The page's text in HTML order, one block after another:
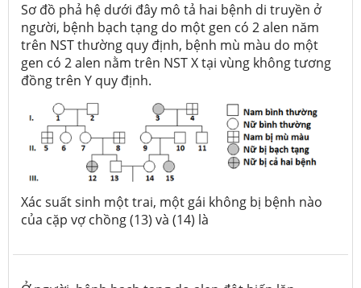
Sơ đồ phả hệ dưới đây mô tả hai bệnh di truyền ở
người, bệnh bạch tạng do một gen có 2 alen năm
trên NST thường quy định, bệnh mù màu do một
gen có 2 alen nằm trên NST X tại vùng không tương
đồng trên Y quy định.
Xác suất sinh một trai, một gái không bị bệnh nào
của cặp vợ chồng (13) và (14) là